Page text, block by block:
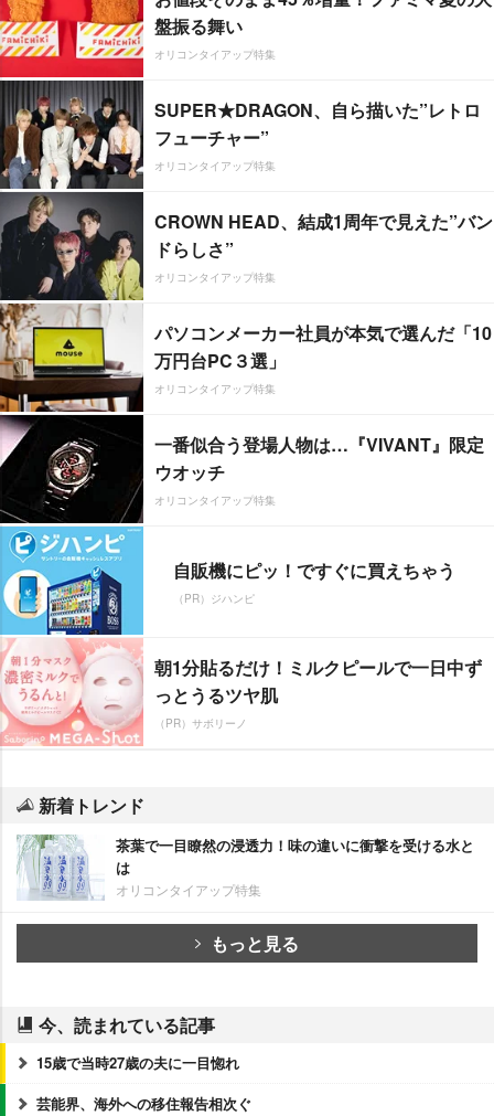
盤振る舞い
オリコンタイアップ特集
SUPER★DRAGON、自ら描いた”レトロ
フューチャー”
オリコンタイアップ特集
CROWN HEAD、結成1周年で見えた”バン
ドらしさ”
オリコンタイアップ特集
パソコンメーカー社員が本気で選んだ「10
万円台PC３選」
オリコンタイアップ特集
一番似合う登場人物は…『VIVANT』限定
ウオッチ
オリコンタイアップ特集
自販機にピッ！ですぐに買えちゃう
（PR）ジハンピ
朝1分貼るだけ！ミルクピールで一日中ず
っとうるツヤ肌
（PR）サボリーノ
新着トレンド
茶葉で一目瞭然の浸透力！味の違いに衝撃を受ける水と
は
オリコンタイアップ特集
もっと見る
今、読まれている記事
15歳で当時27歳の夫に一目惚れ
芸能界、海外への移住報告相次ぐ